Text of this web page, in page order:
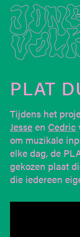
PLAT
Tijdens het
Jesseen Cedric
om muzikale
elke dag, de
gekozen plaat
die iedereen